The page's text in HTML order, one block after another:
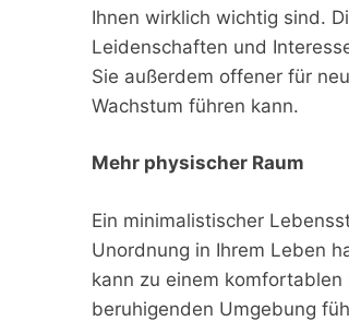
Ihnen wirklich wichtig sind.
Leidenschaften und
Sie außerdem offener für
Wachstum führen kann.
Mehr physischer Raum
Ein minimalistischer
Unordnung in Ihrem Leben
kann zu einem
beruhigenden Umgebung